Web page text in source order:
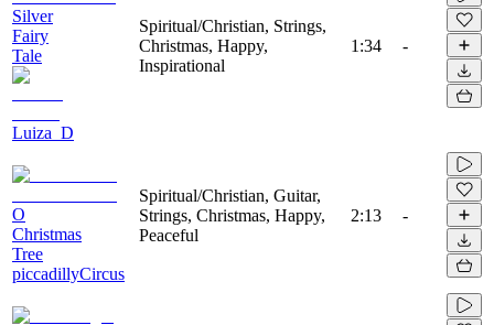
Silver
Fairy
Tale
Luiza_D
Spiritual/Christian, Strings,
Christmas, Happy,
Inspirational
1:34 -
O
Christmas
Tree
piccadillyCircus
Spiritual/Christian, Guitar,
Strings, Christmas, Happy,
Peaceful
2:13 -